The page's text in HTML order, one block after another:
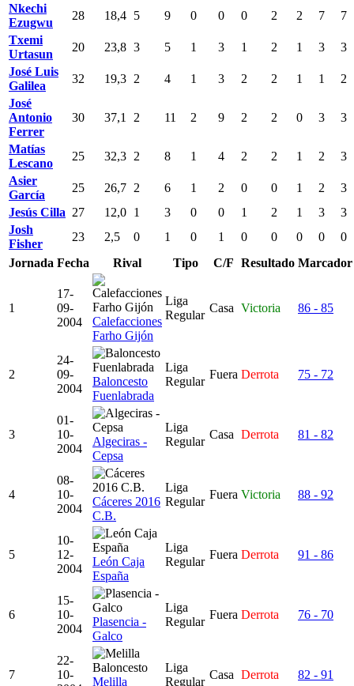
Nkechi
Ezugwu
28 18,4 5 9 0 0 0 2 2 7
7
Txemi
Urtasun
20 23,8 3 5 1 3 1 2 1 3
3
José Luis
Galilea
32 19,3 2 4 1 3 2 2 1 1
2
José
Antonio
Ferrer
30 37,1 2 11 2 9 2 2 0 3 3
Matías
Lescano
25 32,3 2 8 1 4 2 2 1 2
3
Asier
García
25 26,7 2 6 1 2 0 0 1 2
3
Jesús Cilla 27 12,0 1 3 0 0 1 2 1 3
3
Josh
Fisher
23 2,5 0 1 0 1 0 0 0 0
0
Jornada Fecha Rival Tipo C/F Resultado Marcador
1
17-
09-
2004
Calefacciones
Farho Gijón
Liga
Regular
Casa Victoria 86 - 85
2
24-
09-
2004
Baloncesto
Fuenlabrada
Liga
Regular
Fuera Derrota 75 - 72
3
01-
10-
2004
Algeciras -
Cepsa
Liga
Regular
Casa Derrota 81 - 82
4
08-
10-
2004
Cáceres 2016
C.B.
Liga
Regular
Fuera Victoria 88 - 92
5
10-
12-
2004
León Caja
España
Liga
Regular
Fuera Derrota 91 - 86
6
15-
10-
2004
Plasencia -
Galco
Liga
Regular
Fuera Derrota 76 - 70
7
22-
10-
Melilla
Liga
Regular
Casa Derrota 82 - 91